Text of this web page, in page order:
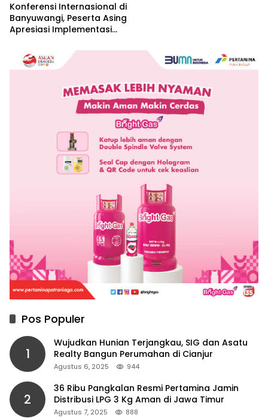
Konferensi Internasional di
Banyuwangi, Peserta Asing
Apresiasi Implementasi
Pos Populer
1
Wujudkan Hunian Terjangkau, SIG dan Asatu
Realty Bangun Perumahan di Cianjur
Agustus 6, 2025 944
2
36 Ribu Pangkalan Resmi Pertamina Jamin
Distribusi LPG 3 Kg Aman di Jawa Timur
Agustus 7, 2025 888